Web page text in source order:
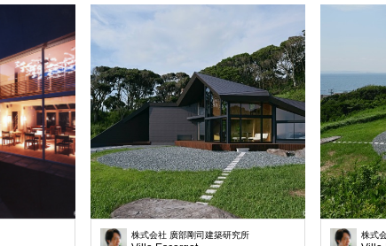
株式会社 廣部剛司建築研究所 株式